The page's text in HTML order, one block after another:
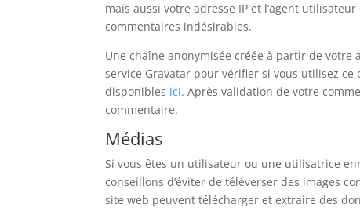
mais aussi votre adresse IP et l’agent
commentaires indésirables.
Une chaîne anonymisée créée à partir de votre
service Gravatar pour vérifier si vous utilisez
disponibles ici. Après validation de votre
commentaire.
Médias
Si vous êtes un utilisateur ou une utilisatrice
conseillons d’éviter de téléverser des images
site web peuvent télécharger et extraire des